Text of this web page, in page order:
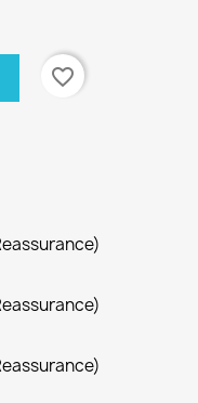
favorite_border